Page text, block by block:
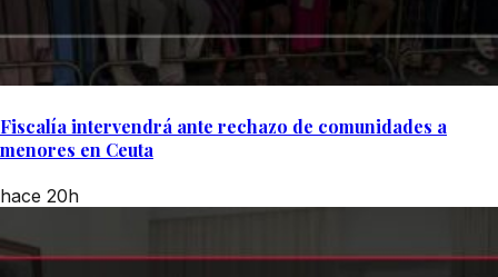
Fiscalía intervendrá ante rechazo de comunidades a
menores en Ceuta
hace 20h